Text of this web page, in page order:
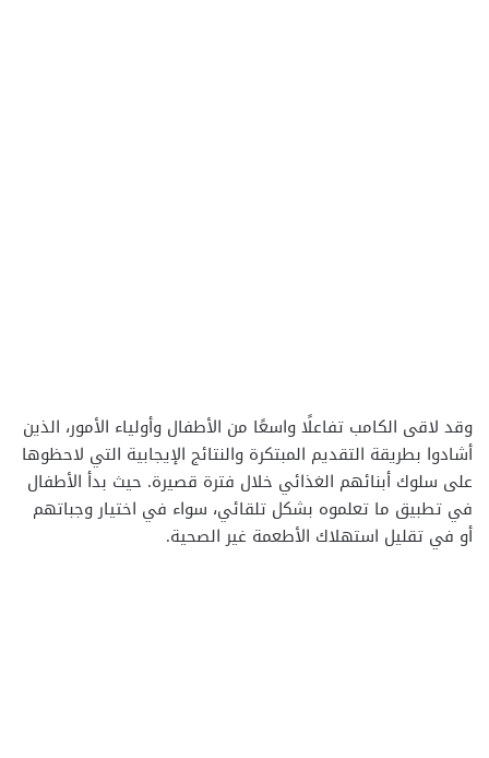
وقد لاقى الكامب تفاعلًا واسعًا من الأطفال وأولياء الأمور، الذين
أشادوا بطريقة التقديم المبتكرة والنتائج الإيجابية التي لاحظوها
على سلوك أبنائهم الغذائي خلال فترة قصيرة. حيث بدأ الأطفال
في تطبيق ما تعلموه بشكل تلقائي، سواء في اختيار وجباتهم
أو في تقليل استهلاك الأطعمة غير الصحية.